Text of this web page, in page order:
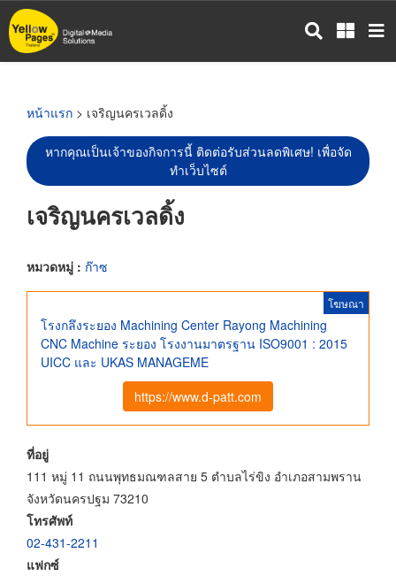
ข้าม
ไป
หน้าแรก > เจริญนครเวลดิ้ง
หากคุณเป็นเจ้าของกิจการนี้ ติดต่อรับส่วนลดพิเศษ! เพื่อจัด
ทำเว็บไซต์
เจริญนครเวลดิ้ง
หมวดหมู่ : ก๊าซ
โฆษณา
โรงกลึงระยอง Machining Center Rayong Machining
CNC Machine ระยอง โรงงานมาตรฐาน ISO9001 : 2015
UICC และ UKAS MANAGEME
https://www.d-patt.com
ที่อยู่
111 หมู่ 11 ถนนพุทธมณฑลสาย 5 ตำบลไร่ขิง อำเภอสามพราน
จังหวัดนครปฐม 73210
โทรศัพท์
02-431-2211
แฟกซ์